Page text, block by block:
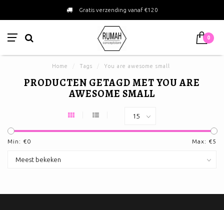
Gratis verzending vanaf €120
0
Home Tags You are awesome small
PRODUCTEN GETAGD MET YOU ARE
AWESOME SMALL
Min: €0 Max: €5